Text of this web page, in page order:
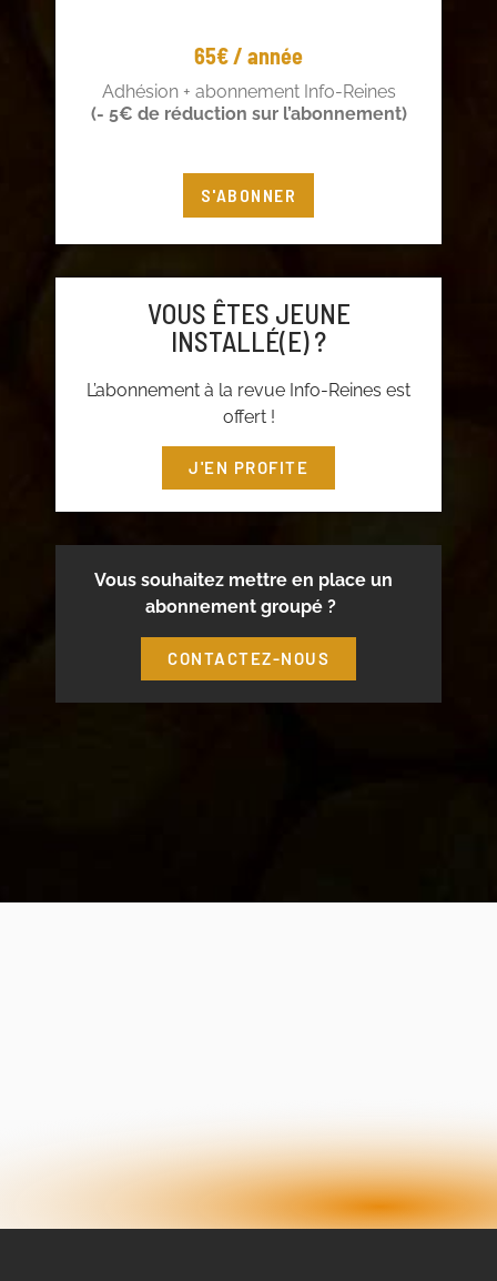
65€ / année
Adhésion + abonnement Info-Reines
(- 5€ de réduction sur l’abonnement)
S'ABONNER
VOUS ÊTES JEUNE
INSTALLÉ(E) ?
L’abonnement à la revue Info-Reines est
offert !
J'EN PROFITE
Vous souhaitez mettre en place un
abonnement groupé ?
CONTACTEZ-NOUS